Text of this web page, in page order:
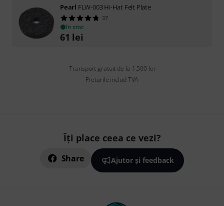
Pearl FLW-003 Hi-Hat Felt Plate
37
în stoc
61 lei
Transport gratuit de la 1.500 lei
Preturile includ TVA
Îți place ceea ce vezi?
Share Ajutor și feedback